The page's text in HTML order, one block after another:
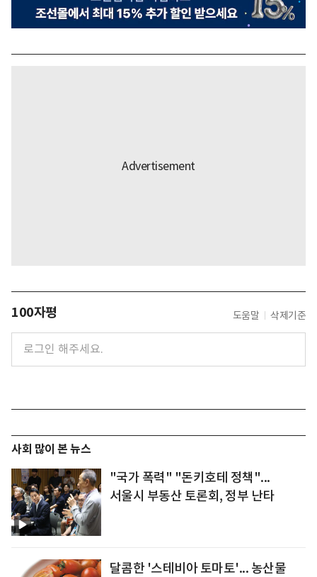
100자평 도움말 삭제기준
사회 많이 본 뉴스
"국가 폭력" "돈키호테 정책"...
서울시 부동산 토론회, 정부 난타
달콤한 '스테비아 토마토'... 농산물